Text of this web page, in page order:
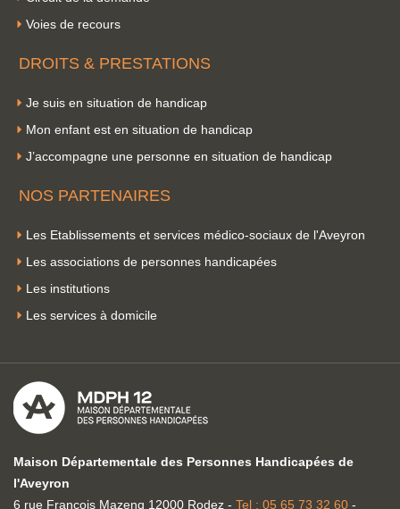
Voies de recours
DROITS & PRESTATIONS
Je suis en situation de handicap
Mon enfant est en situation de handicap
J’accompagne une personne en situation de handicap
NOS PARTENAIRES
Les Etablissements et services médico-sociaux de l'Aveyron
Les associations de personnes handicapées
Les institutions
Les services à domicile
Maison Départementale des Personnes Handicapées de
l'Aveyron
6 rue François Mazenq 12000 Rodez - Tel : 05 65 73 32 60 -